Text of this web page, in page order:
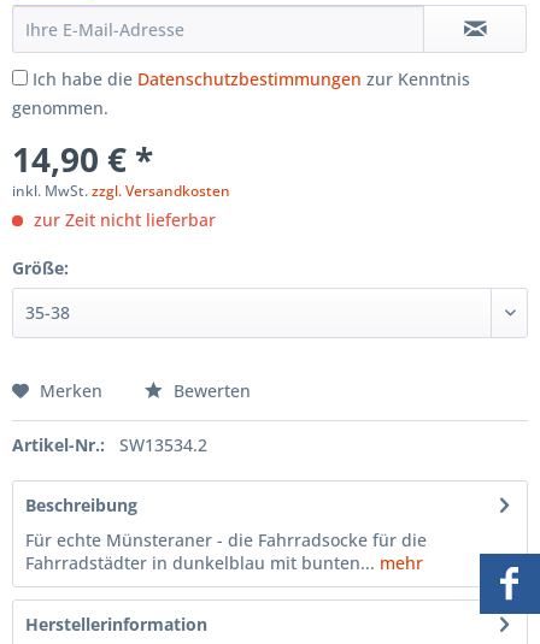
Ich habe die Datenschutzbestimmungen zur Kenntnis
genommen.
14,90 € *
inkl. MwSt.zzgl. Versandkosten
zur Zeit nicht lieferbar
Größe:
Merken Bewerten
Artikel-Nr.: SW13534.2
Beschreibung
Für echte Münsteraner - die Fahrradsocke für die
Fahrradstädter in dunkelblau mit bunten... mehr
Herstellerinformation